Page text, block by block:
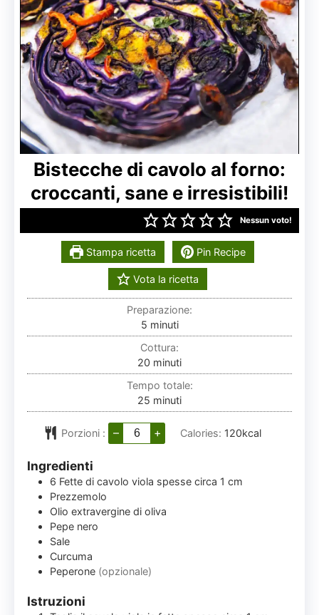
Bistecche di cavolo al forno:
croccanti, sane e irresistibili!
Nessun voto!
Stampa ricetta Pin Recipe
Vota la ricetta
Preparazione:
5minuti
minuti
Cottura:
20 minuti
minuti
Tempo totale:
25 minuti
minuti
Porzioni : – + Calories: 120kcal
Ingredienti
6 Fette di cavolo viola spesse circa 1 cm
Prezzemolo
Olio extravergine di oliva
Pepe nero
Sale
Curcuma
Peperone (opzionale)
Istruzioni